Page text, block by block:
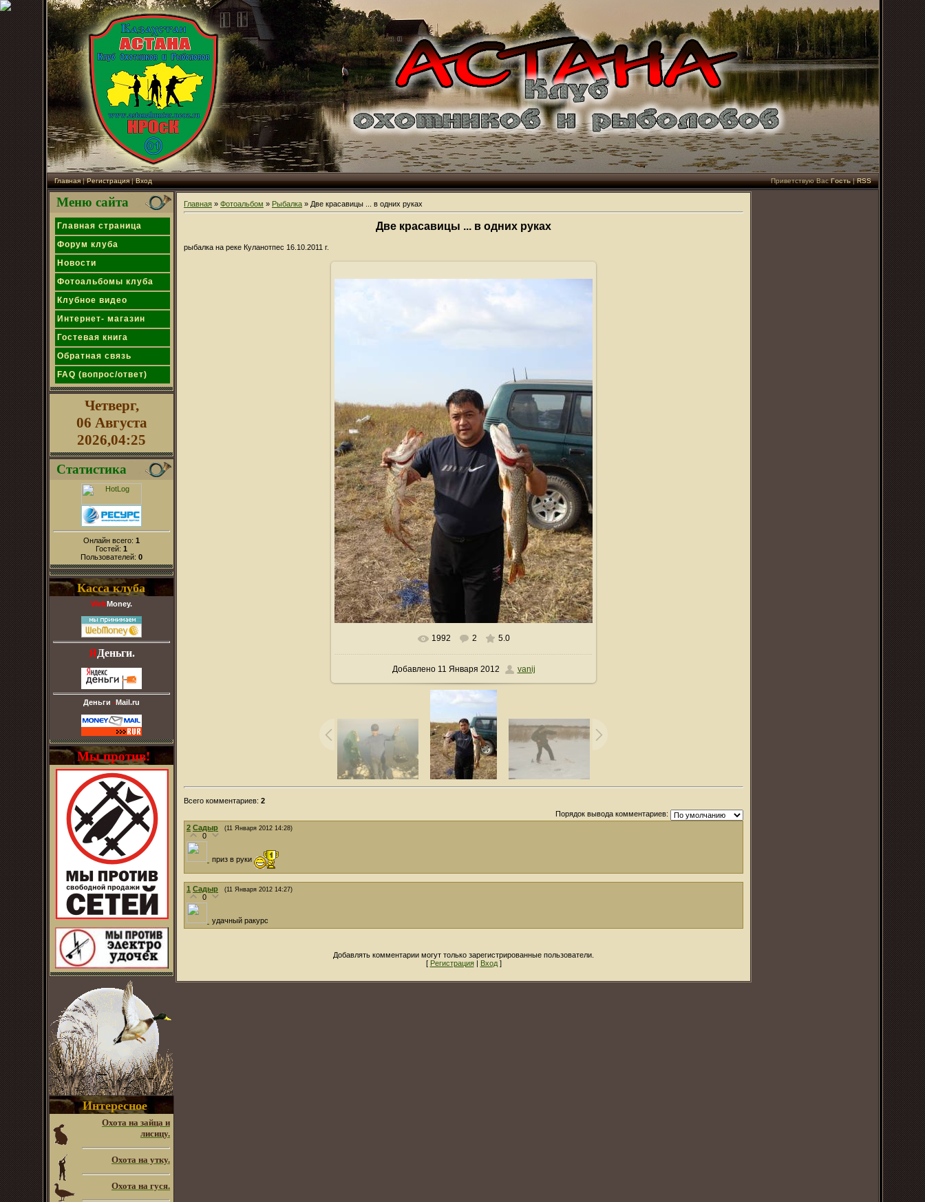
Главная|Регистрация|Вход Приветствую Вас Гость|RSS
Меню сайта
Главная страница
Форум клуба
Новости
Фотоальбомы клуба
Клубное видео
Интернет- магазин
Гостевая книга
Обратная связь
FAQ (вопрос/ответ)
Четверг,
06 Августа
2026,04:25
Статистика
Онлайн всего: 1
Гостей: 1
Пользователей: 0
Касса клуба
WebMoney.
ЯДеньги.
Деньги -Mail.ru
Мы против!
Интересное
Охота на зайца и
лисицу.
Охота на утку.
Охота на гуся.
Главная » Фотоальбом » Рыбалка » Две красавицы ... в одних руках
Две красавицы ... в одних руках
рыбалка на реке Куланотпес 16.10.2011 г.
В реальном размере 1200x1600
1992 2 5.0
Добавлено11 Января 2012 vanij
Всего комментариев: 2
Порядок вывода комментариев:
2 Садыр (11 Января 2012 14:28)
0
приз в руки
1 Садыр (11 Января 2012 14:27)
0
удачный ракурс
Добавлять комментарии могут только зарегистрированные пользователи.
[ Регистрация| Вход]